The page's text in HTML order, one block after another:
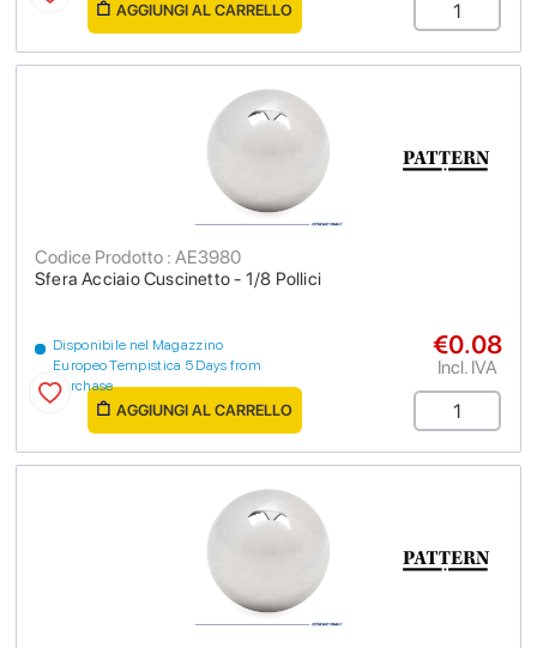
AGGIUNGI AL CARRELLO
Sfera Acciaio Cuscinetto - 1/8 Pollici
Codice Prodotto : AE3980
Disponibile nel Magazzino
Europeo Tempistica 5 Days from
purchase
€0.08
Incl. IVA
AGGIUNGI AL CARRELLO